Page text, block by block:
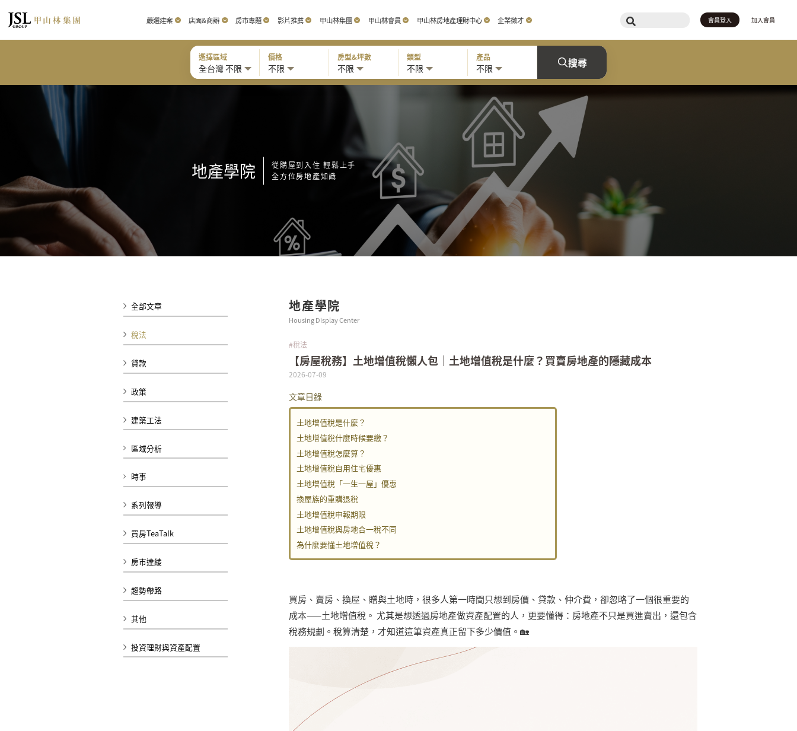
嚴選建案 店面&商辦 房市專題 影片推薦 甲山林集團 甲山林會員 甲山林房地產理財中心 企業徵才 會員登入 加入會員
選擇區域
全台灣 不限
價格
不限
房型&坪數
不限
類型
不限
產品
不限 搜尋
地產學院
從購屋到入住 輕鬆上手
全方位房地產知識
全部文章
稅法
貸款
政策
建築工法
區域分析
時事
系列報導
買房TeaTalk
房市達綾
趨勢帶路
其他
投資理財與資產配置
地產學院
Housing Display Center
#稅法
【房屋稅務】土地增值稅懶人包｜土地增值稅是什麼？買賣房地產的隱藏成本
2026-07-09
文章目錄
土地增值稅是什麼？
土地增值稅什麼時候要繳？
土地增值稅怎麼算？
土地增值稅自用住宅優惠
土地增值稅「一生一屋」優惠
換屋族的重購退稅
土地增值稅申報期限
土地增值稅與房地合一稅不同
為什麼要懂土地增值稅？
買房、賣房、換屋、贈與土地時，很多人第一時間只想到房價、貸款、仲介費，卻忽略了一個很重要的
成本——土地增值稅。 尤其是想透過房地產做資產配置的人，更要懂得：房地產不只是買進賣出，還包含
稅務規劃。稅算清楚，才知道這筆資產真正留下多少價值。🏡